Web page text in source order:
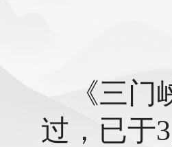
《三
过，已于